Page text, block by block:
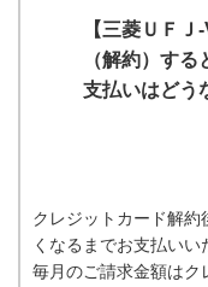
【三菱ＵＦ
（解約）す
支払いはどう
クレジットカード解
くなるまでお支払いい
毎月のご請求金額はク